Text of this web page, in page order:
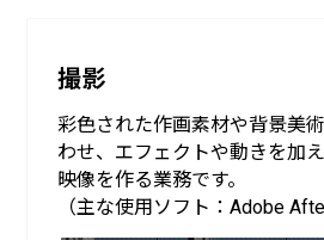
撮影
彩色された作画素材や背景美
わせ、エフェクトや動きを加
映像を作る業務です。
（主な使用ソフト：Adobe